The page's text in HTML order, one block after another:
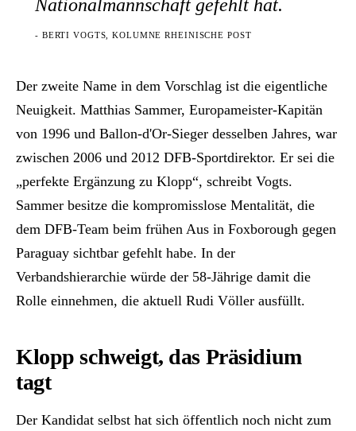
Nationalmannschaft gefehlt hat.
- BERTI VOGTS, KOLUMNE RHEINISCHE POST
Der zweite Name in dem Vorschlag ist die eigentliche
Neuigkeit. Matthias Sammer, Europameister-Kapitän
von 1996 und Ballon-d'Or-Sieger desselben Jahres, war
zwischen 2006 und 2012 DFB-Sportdirektor. Er sei die
„perfekte Ergänzung zu Klopp“, schreibt Vogts.
Sammer besitze die kompromisslose Mentalität, die
dem DFB-Team beim frühen Aus in Foxborough gegen
Paraguay sichtbar gefehlt habe. In der
Verbandshierarchie würde der 58-Jährige damit die
Rolle einnehmen, die aktuell Rudi Völler ausfüllt.
Klopp schweigt, das Präsidium
tagt
Der Kandidat selbst hat sich öffentlich noch nicht zum